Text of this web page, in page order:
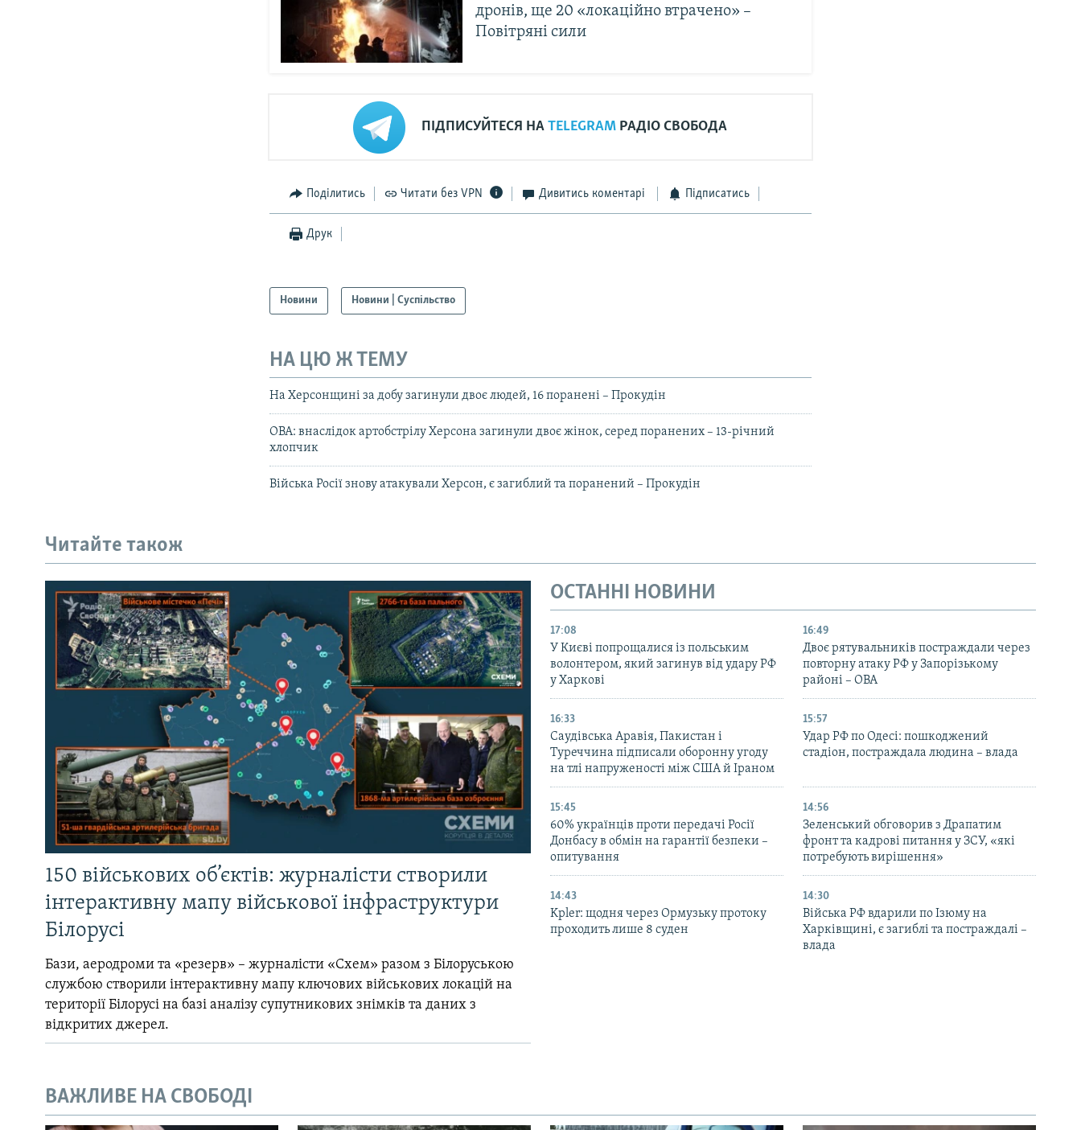
дронів, ще 20 «локаційно втрачено» –
Повітряні сили
ПІДПИСУЙТЕСЯ НАTELEGRAM РАДІО СВОБОДА
Поділитись Читати без VPN Дивитись коментарі Підписатись
Друк
Новини Новини | Суспільство
НА ЦЮ Ж ТЕМУ
На Херсонщині за добу загинули двоє людей, 16 поранені – Прокудін
ОВА: внаслідок артобстрілу Херсона загинули двоє жінок, серед поранених – 13-річний
хлопчик
Війська Росії знову атакували Херсон, є загиблий та поранений – Прокудін
Читайте також
150 військових об’єктів: журналісти створили
інтерактивну мапу військової інфраструктури
Білорусі
Бази, аеродроми та «резерв» – журналісти «Схем» разом з Білоруською
службою створили інтерактивну мапу ключових військових локацій на
території Білорусі на базі аналізу супутникових знімків та даних з
відкритих джерел.
ОСТАННІ НОВИНИ
17:08
У Києві попрощалися із польським
волонтером, який загинув від удару РФ
у Харкові
16:49
Двоє рятувальників постраждали через
повторну атаку РФ у Запорізькому
районі – ОВА
16:33
Саудівська Аравія, Пакистан і
Туреччина підписали оборонну угоду
на тлі напруженості між США й Іраном
15:57
Удар РФ по Одесі: пошкоджений
стадіон, постраждала людина – влада
15:45
60% українців проти передачі Росії
Донбасу в обмін на гарантії безпеки –
опитування
14:56
Зеленський обговорив з Драпатим
фронт та кадрові питання у ЗСУ, «які
потребують вирішення»
14:43
Kpler: щодня через Ормузьку протоку
проходить лише 8 суден
14:30
Війська РФ вдарили по Ізюму на
Харківщині, є загиблі та постраждалі –
влада
ВАЖЛИВЕ НА СВОБОДІ